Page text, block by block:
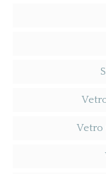
Vetro